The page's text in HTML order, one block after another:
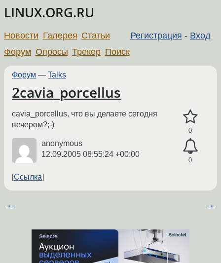
LINUX.ORG.RU
Регистрация - Вход
Новости Галерея Статьи
Форум Опросы Трекер Поиск
Форум — Talks
2cavia_porcellus
0
0
cavia_porcellus, что вы делаете сегодня
вечером?;-)
anonymous
12.09.2005 08:55:24 +00:00
Ссылка
← →